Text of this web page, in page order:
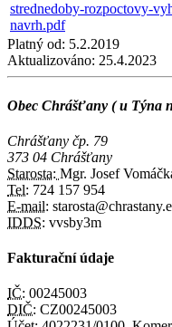
strednedoby-rozpoctovy-
navrh.pdf
Platný od: 5.2.2019
Aktualizováno: 25.4.2023
Obec Chrášťany ( u Týna
Chrášťany čp. 79
373 04 Chrášťany
Starosta: Mgr. Josef
Tel: 724 157 954
E-mail:
IDDS: vvsby3m
Fakturační údaje
IČ: 00245003
DIČ: CZ00245003